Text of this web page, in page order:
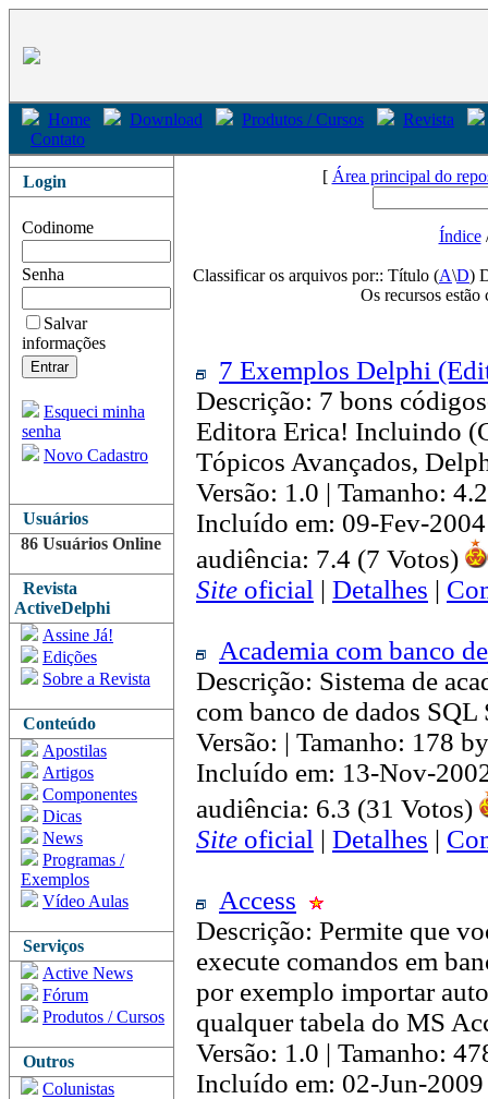
Home Download Produtos / Cursos
Revista
Contato
Login
Codinome
Senha
Salvar
informações
Esqueci minha
senha
Novo Cadastro
Usuários
86 Usuários Online
Revista
ActiveDelphi
Assine Já!
Edições
Sobre a Revista
Conteúdo
Apostilas
Artigos
Componentes
Dicas
News
Programas /
Exemplos
Vídeo Aulas
Serviços
Active News
Fórum
Produtos / Cursos
Outros
Colunistas
[ Área principal do
Índice
Classificar os arquivos por:: Título (A\D)
Os recursos
7 Exemplos Delphi
Descrição: 7 bons
Editora Erica! Incluindo
Tópicos Avançados,
Versão: 1.0 | Tamanho:
Incluído em: 09-Fev-
audiência: 7.4 (7 Votos)
Site oficial | Detalhes |
Academia com banco
Descrição: Sistema de
com banco de dados SQL
Versão: | Tamanho: 178
Incluído em: 13-Nov-
audiência: 6.3 (31 Votos)
Site oficial | Detalhes |
Access
Descrição: Permite que
execute comandos em
por exemplo importar
qualquer tabela do MS
Versão: 1.0 | Tamanho:
Incluído em: 02-Jun-